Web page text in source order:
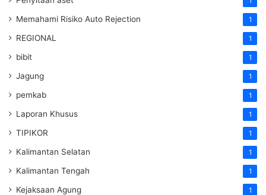
Memahami Risiko Auto Rejection 1
REGIONAL 1
bibit 1
Jagung 1
pemkab 1
Laporan Khusus 1
TIPIKOR 1
Kalimantan Selatan 1
Kalimantan Tengah 1
Kejaksaan Agung 1